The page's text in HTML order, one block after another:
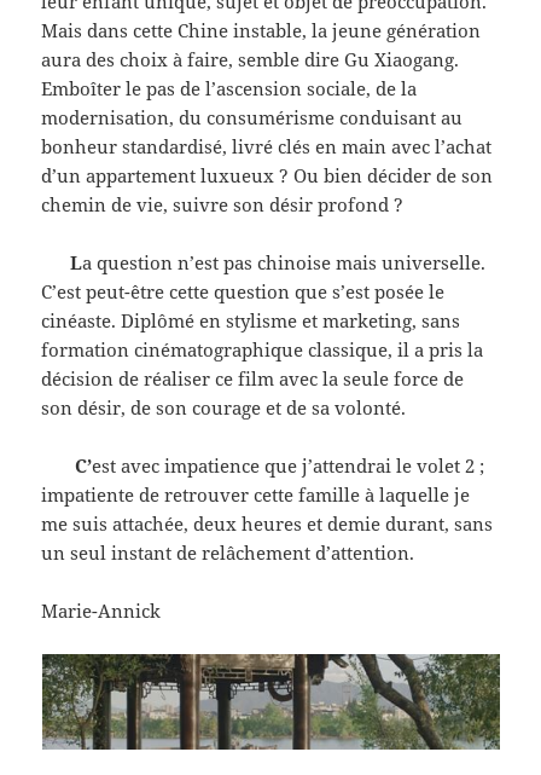
Mais dans cette Chine instable, la jeune génération
aura des choix à faire, semble dire Gu Xiaogang.
Emboîter le pas de l’ascension sociale, de la
modernisation, du consumérisme conduisant au
bonheur standardisé, livré clés en main avec l’achat
d’un appartement luxueux ? Ou bien décider de son
chemin de vie, suivre son désir profond ?
La question n’est pas chinoise mais universelle.
C’est peut-être cette question que s’est posée le
cinéaste. Diplômé en stylisme et marketing, sans
formation cinématographique classique, il a pris la
décision de réaliser ce film avec la seule force de
son désir, de son courage et de sa volonté.
C’est avec impatience que j’attendrai le volet 2 ;
impatiente de retrouver cette famille à laquelle je
me suis attachée, deux heures et demie durant, sans
un seul instant de relâchement d’attention.
Marie-Annick